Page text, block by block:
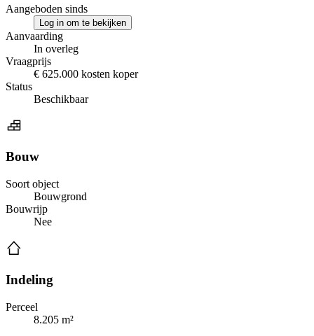
Aangeboden sinds
Log in om te bekijken
Aanvaarding
In overleg
Vraagprijs
€ 625.000 kosten koper
Status
Beschikbaar
Bouw
Soort object
Bouwgrond
Bouwrijp
Nee
Indeling
Perceel
8.205 m²